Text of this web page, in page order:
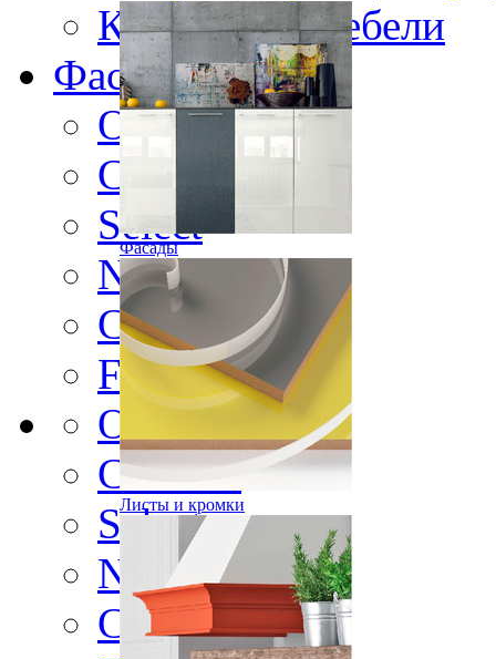
Фасады
Листы и кромки
Комплекты мебели
Фасады
Original
Contour
Select
Nature
Color
Frame
Original
Contour
Select
Nature
Color